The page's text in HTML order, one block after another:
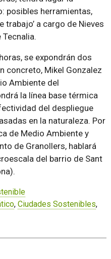
posibles herramientas,
trabajo’ a cargo de Nieves
se expondrán dos
concreto, Mikel Gonzalez
Ambiente del
la línea base térmica
del despliegue
en la naturaleza. Por
de Medio Ambiente y
de Granollers, hablará
del barrio de Sant
, Ciudades Sostenibles,